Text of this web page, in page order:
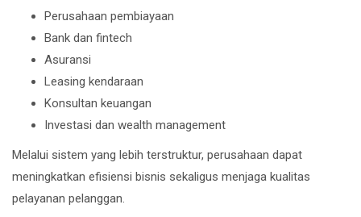
Perusahaan pembiayaan
Bank dan fintech
Asuransi
Leasing kendaraan
Konsultan keuangan
Investasi dan wealth management
Melalui sistem yang lebih terstruktur, perusahaan dapat
meningkatkan efisiensi bisnis sekaligus menjaga kualitas
pelayanan pelanggan.